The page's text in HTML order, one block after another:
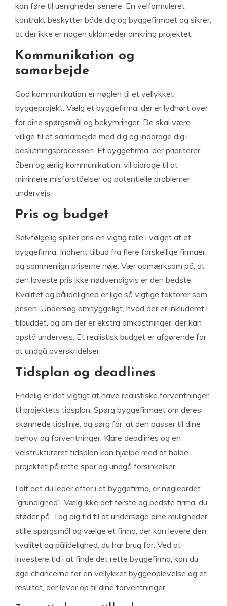
kan føre til uenigheder senere. En velformuleret
kontrakt beskytter både dig og byggefirmaet og sikrer,
at der ikke er nogen uklarheder omkring projektet.
Kommunikation og
samarbejde
God kommunikation er nøglen til et vellykket
byggeprojekt. Vælg et byggefirma, der er lydhørt over
for dine spørgsmål og bekymringer. De skal være
villige til at samarbejde med dig og inddrage dig i
beslutningsprocessen. Et byggefirma, der prioriterer
åben og ærlig kommunikation, vil bidrage til at
minimere misforståelser og potentielle problemer
undervejs.
Pris og budget
Selvfølgelig spiller pris en vigtig rolle i valget af et
byggefirma. Indhent tilbud fra flere forskellige firmaer
og sammenlign priserne nøje. Vær opmærksom på, at
den laveste pris ikke nødvendigvis er den bedste.
Kvalitet og pålidelighed er lige så vigtige faktorer som
prisen. Undersøg omhyggeligt, hvad der er inkluderet i
tilbuddet, og om der er ekstra omkostninger, der kan
opstå undervejs. Et realistisk budget er afgørende for
at undgå overskridelser.
Tidsplan og deadlines
Endelig er det vigtigt at have realistiske forventninger
til projektets tidsplan. Spørg byggefirmaet om deres
skønnede tidslinje, og sørg for, at den passer til dine
behov og forventninger. Klare deadlines og en
velstruktureret tidsplan kan hjælpe med at holde
projektet på rette spor og undgå forsinkelser.
I alt det du leder efter i et byggefirma, er nøgleordet
“grundighed”. Vælg ikke det første og bedste firma, du
støder på. Tag dig tid til at undersøge dine muligheder,
stille spørgsmål og vælge et firma, der kan levere den
kvalitet og pålidelighed, du har brug for. Ved at
investere tid i at finde det rette byggefirma, kan du
øge chancerne for en vellykket byggeoplevelse og et
resultat, der lever op til dine forventninger.